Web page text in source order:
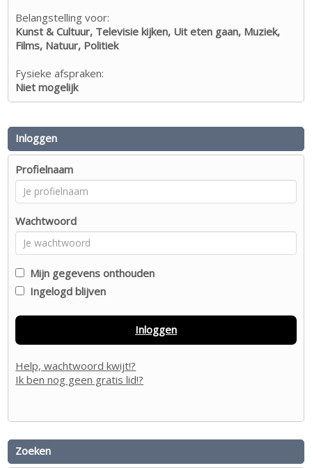
Belangstelling voor:
Kunst & Cultuur, Televisie kijken, Uit eten gaan, Muziek,
Films, Natuur, Politiek
Fysieke afspraken:
Niet mogelijk
Inloggen
Profielnaam
Wachtwoord
Mijn gegevens onthouden
Ingelogd blijven
Inloggen
Help, wachtwoord kwijt!?
Ik ben nog geen gratis lid!?
Zoeken